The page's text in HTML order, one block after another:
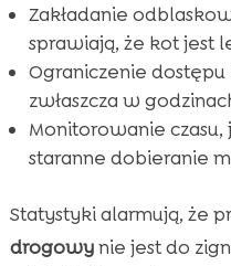
Zakładanie
sprawiają, że kot jest
Ograniczenie
zwłaszcza w
Monitorowanie
staranne dobieranie
Statystyki alarmują, że
drogowynie jest do